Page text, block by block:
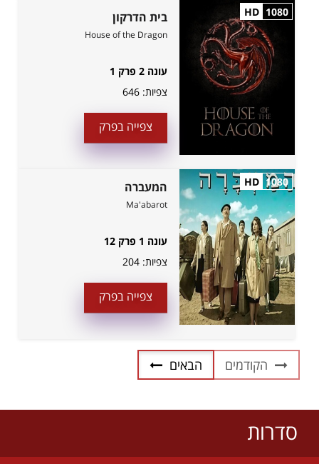
1080
HD בית הדרקון
House of the Dragon
עונה 2 פרק 1
צפיות: 646
צפייה בפרק
1080
HD המעברה
Ma'abarot
עונה 1 פרק 12
צפיות: 204
צפייה בפרק
הקודמים הבאים
סדרות